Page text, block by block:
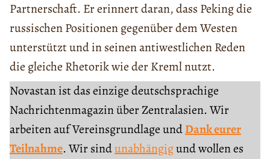
Partnerschaft. Er erinnert daran, dass Peking die
russischen Positionen gegenüber dem Westen
unterstützt und in seinen antiwestlichen Reden
die gleiche Rhetorik wie der Kreml nutzt.
Novastan ist das einzige deutschsprachige
Nachrichtenmagazin über Zentralasien. Wir
arbeiten auf Vereinsgrundlage undDank eurer
Teilnahme. Wir sindunabhängigund wollen es